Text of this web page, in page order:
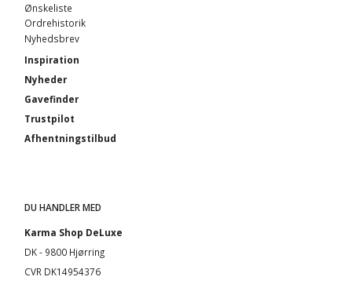
Ønskeliste
Ordrehistorik
Nyhedsbrev
Inspiration
Nyheder
Gavefinder
Trustpilot
Afhentningstilbud
DU HANDLER MED
Karma Shop DeLuxe
DK - 9800 Hjørring
CVR DK14954376